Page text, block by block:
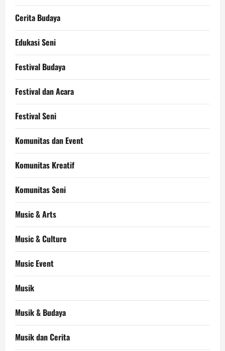
Cerita Budaya
Edukasi Seni
Festival Budaya
Festival dan Acara
Festival Seni
Komunitas dan Event
Komunitas Kreatif
Komunitas Seni
Music & Arts
Music & Culture
Music Event
Musik
Musik & Budaya
Musik dan Cerita